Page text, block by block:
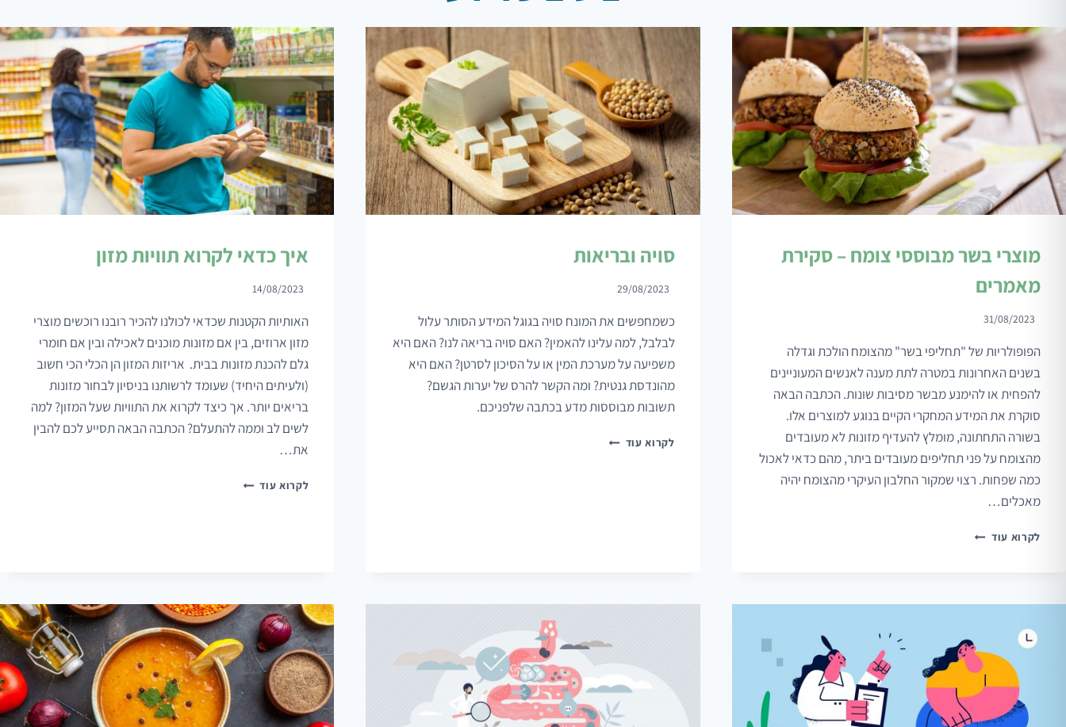
מוצרי בשר מבוססי צומח – סקירת
מאמרים
31/08/2023
הפופולריות של "תחליפי בשר" מהצומח הולכת וגדלה
בשנים האחרונות במטרה לתת מענה לאנשים המעוניינים
להפחית או להימנע מבשר מסיבות שונות. הכתבה הבאה
סוקרת את המידע המחקרי הקיים בנוגע למוצרים אלו.
בשורה התחתונה, מומלץ להעדיף מזונות לא מעובדים
מהצומח על פני תחליפים מעובדים ביתר, מהם כדאי לאכול
כמה שפחות. רצוי שמקור החלבון העיקרי מהצומח יהיה
מאכלים…
לקרוא עודמוצרי
סויה ובריאות
29/08/2023
כשמחפשים את המונח סויה בגוגל המידע הסותר עלול
לבלבל, למה עלינו להאמין? האם סויה בריאה לנו? האם היא
משפיעה על מערכת המין או על הסיכון לסרטן? האם היא
מהונדסת גנטית? ומה הקשר להרס של יערות הגשם?
תשובות מבוססות מדע בכתבה שלפניכם.
לקרוא עודסויה
איך כדאי לקרוא תוויות מזון
14/08/2023
האותיות הקטנות שכדאי לכולנו להכיר רובנו רוכשים מוצרי
מזון ארוזים, בין אם מזונות מוכנים לאכילה ובין אם חומרי
גלם להכנת מזונות בבית. אריזות המזון הן הכלי הכי חשוב
(ולעיתים היחיד) שעומד לרשותנו בניסיון לבחור מזונות
בריאים יותר. אך כיצד לקרוא את התוויות שעל המזון? למה
לשים לב וממה להתעלם? הכתבה הבאה תסייע לכם להבין
את…
לקרוא עודאיך